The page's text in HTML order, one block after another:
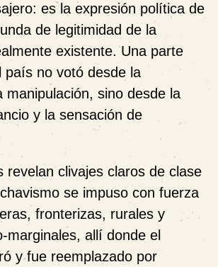
es la expresión política de
de legitimidad de la
existente. Una parte
país no votó desde la
manipulación, sino desde la
y la sensación de
revelan clivajes claros de clase
se impuso con fuerza
fronterizas, rurales y
marginales, allí donde el
y fue reemplazado por